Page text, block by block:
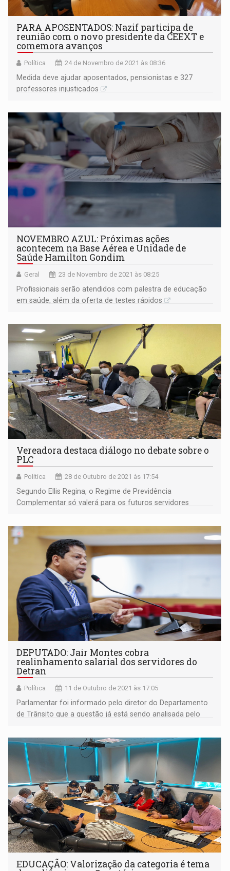
PARA APOSENTADOS: Nazif participa de
reunião com o novo presidente da CEEXT e
comemora avanços
Política 24 de Novembro de 2021 às 08:36
Medida deve ajudar aposentados, pensionistas e 327
professores injustiçados
NOVEMBRO AZUL: Próximas ações
acontecem na Base Aérea e Unidade de
Saúde Hamilton Gondim
Geral 23 de Novembro de 2021 às 08:25
Profissionais serão atendidos com palestra de educação
em saúde, além da oferta de testes rápidos
Vereadora destaca diálogo no debate sobre o
PLC
Política 28 de Outubro de 2021 às 17:54
Segundo Ellis Regina, o Regime de Previdência
Complementar só valerá para os futuros servidores
DEPUTADO: Jair Montes cobra
realinhamento salarial dos servidores do
Detran
Política 11 de Outubro de 2021 às 17:05
Parlamentar foi informado pelo diretor do Departamento
de Trânsito que a questão já está sendo analisada pelo
EDUCAÇÃO: Valorização da categoria é tema